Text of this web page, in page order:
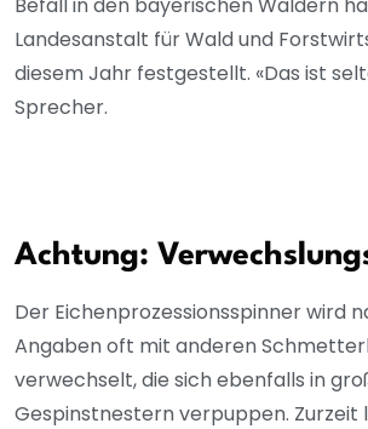
Landesanstalt für Wald und
diesem Jahr festgestellt. «Das ist
Sprecher.
Achtung:
Der Eichenprozessionsspinner wird
Angaben oft mit anderen
verwechselt, die sich ebenfalls in
Gespinstnestern verpuppen. Zurzeit